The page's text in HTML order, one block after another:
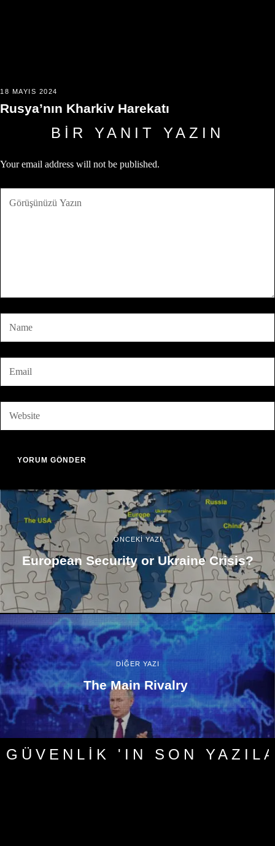
18 MAYIS 2024
Rusya’nın Kharkiv Harekatı
BIR YANIT YAZIN
Your email address will not be published.
ÖNCEKİ YAZI
European Security or Ukraine Crisis?
DİĞER YAZI
The Main Rivalry
GÜVENLIK 'IN SON